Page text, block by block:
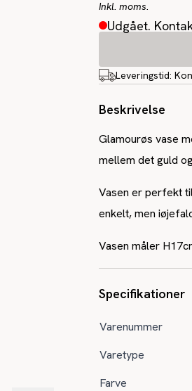
Inkl. moms.
Udgået.
Leveringstid:
Beskrivelse
Glamourøs vase
mellem det guld
Vasen er perfekt
enkelt, men
Vasen måler
Specifikationer
Varenummer
Varetype
Farve